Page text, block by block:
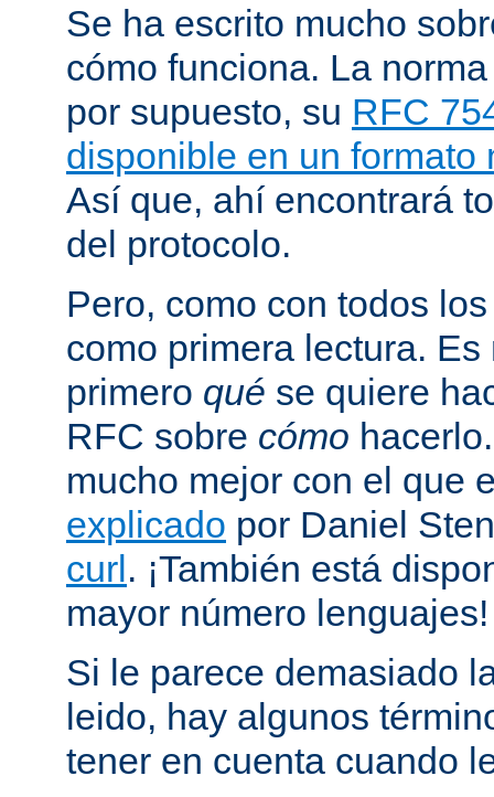
Se ha escrito mucho
cómo funciona. La
por supuesto, su RFC
disponible en un formato
Así que, ahí encontrará
del protocolo.
Pero, como con todos
como primera lectura.
primero qué se quiere
RFC sobre cómo
mucho mejor con el que
explicado por Daniel
curl. ¡También está
mayor número lenguajes!
Si le parece demasiado
leido, hay algunos
tener en cuenta cuando